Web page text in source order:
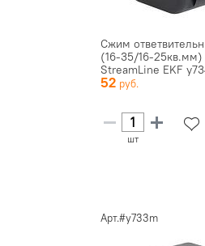
Сжим
(16-35/16-
StreamLine EKF
52
шт
Арт.#y733m